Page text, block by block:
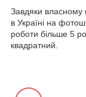
Завдяки власному
в Україні на
роботи більше 5
квадратний.